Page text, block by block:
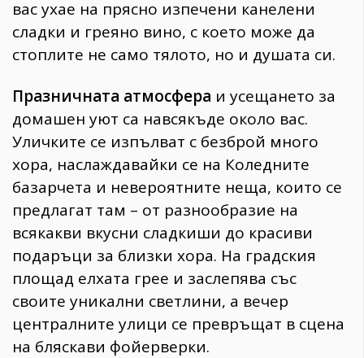
вас ухае на прясно изпечени канелени
сладки и греяно вино, с което може да
стоплите не само тялото, но и душата си.
Празничната атмосфера и усещането за
домашен уют са навсякъде около вас.
Уличките се изпълват с безброй много
хора, наслаждавайки се на Коледните
базарчета и невероятните неща, които се
предлагат там – от разнообразие на
всякакви вкусни сладкиши до красиви
подаръци за близки хора. На градския
площад елхата грее и заслепява със
своите уникални светлини, а вечер
централните улици се превръщат в сцена
на бляскави фойерверки.